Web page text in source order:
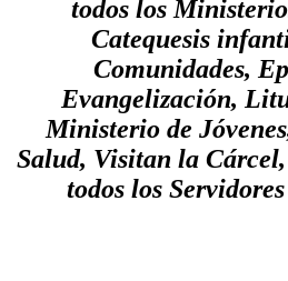
todos los
Catequesis
Comunidades,
Evangelización,
Ministerio de
Salud, Visitan la
todos los